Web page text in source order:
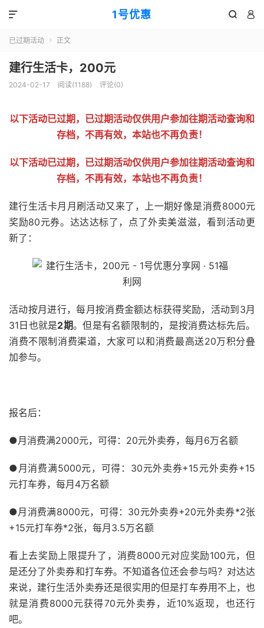
1号优惠  

已过期活动  正文
建行生活卡，200元
2024-02-17 阅读(1188) 评论(0)
以下活动已过期，已过期活动仅供用户参加往期活动查询和
存档，不再有效，本站也不再负责！
以下活动已过期，已过期活动仅供用户参加往期活动查询和
存档，不再有效，本站也不再负责！
建行生活卡月月刷活动又来了，上一期好像是消费8000元
奖励80元券。达达达标了，点了外卖美滋滋，看到活动更
新了：
活动按月进行，每月按消费金额达标获得奖励，活动到3月
31日也就是2期。但是有名额限制的，是按消费达标先后。
消费不限制消费渠道，大家可以和消费最高送20万积分叠
加参与。
报名后：
●月消费满2000元，可得：20元外卖券，每月6万名额
●月消费满5000元，可得：30元外卖券+15元外卖券+15
元打车券，每月4万名额
●月消费满8000元，可得：30元外卖券+20元外卖券*2张
+15元打车券*2张，每月3.5万名额
看上去奖励上限提升了，消费8000元对应奖励100元，但
是还分了外卖券和打车券。不知道各位还会参与吗？对达达
来说，建行生活外卖券还是很实用的但是打车券用不上，也
就是消费8000元获得70元外卖券，近10%返现，也还行
吧。